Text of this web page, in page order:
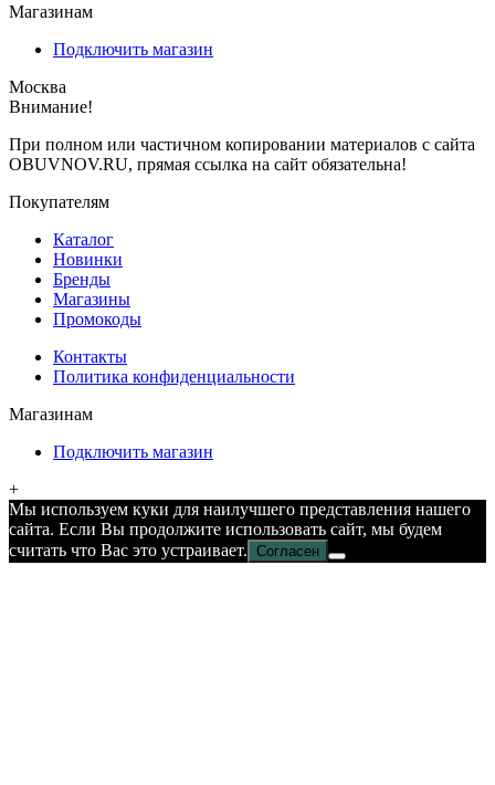
Магазинам
Подключить магазин
Москва
Внимание!
При полном или частичном копировании материалов с сайта
OBUVNOV.RU, прямая ссылка на сайт обязательна!
Покупателям
Каталог
Новинки
Бренды
Магазины
Промокоды
Контакты
Политика конфиденциальности
Магазинам
Подключить магазин
+
Мы используем куки для наилучшего представления нашего
сайта. Если Вы продолжите использовать сайт, мы будем
считать что Вас это устраивает. Согласен